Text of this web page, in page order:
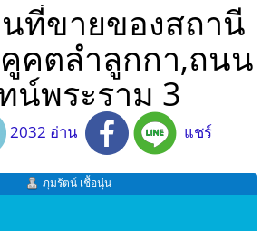
ที่ขายของสถานี
คตลำลูกกา,ถนน
น์พระราม 3
2032 อ่าน แชร์
ภุมรัตน์ เชื้อนุ่น